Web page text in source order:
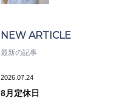
NEW ARTICLE
最新の記事
2026.07.24
8月定休日